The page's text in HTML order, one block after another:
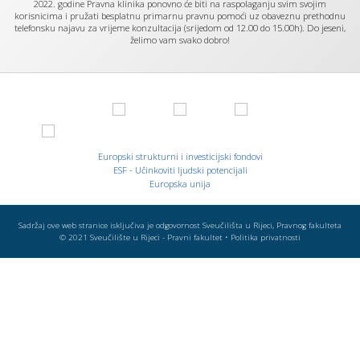
format_underlined Podcrtaj poveznice
na
izvorno
2022. godine Pravna klinika ponovno će biti na raspolaganju svim svojim
korisnicima i pružati besplatnu primarnu pravnu pomoći uz obaveznu prethodnu
telefonsku najavu za vrijeme konzultacija (srijedom od 12.00 do 15.00h). Do jeseni,
želimo vam svako dobro!
Europski strukturni i investicijski fondovi
ESF - Učinkoviti ljudski potencijali
Europska unija
Sadržaj ove web stranice isključiva je odgovornost Sveučilišta u Rijeci, Pravnog fakulteta
© 2021 Sveučilište u Rijeci - Pravni fakultet • Politika privatnosti